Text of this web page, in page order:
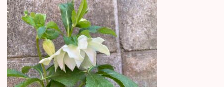
新
日
時
: